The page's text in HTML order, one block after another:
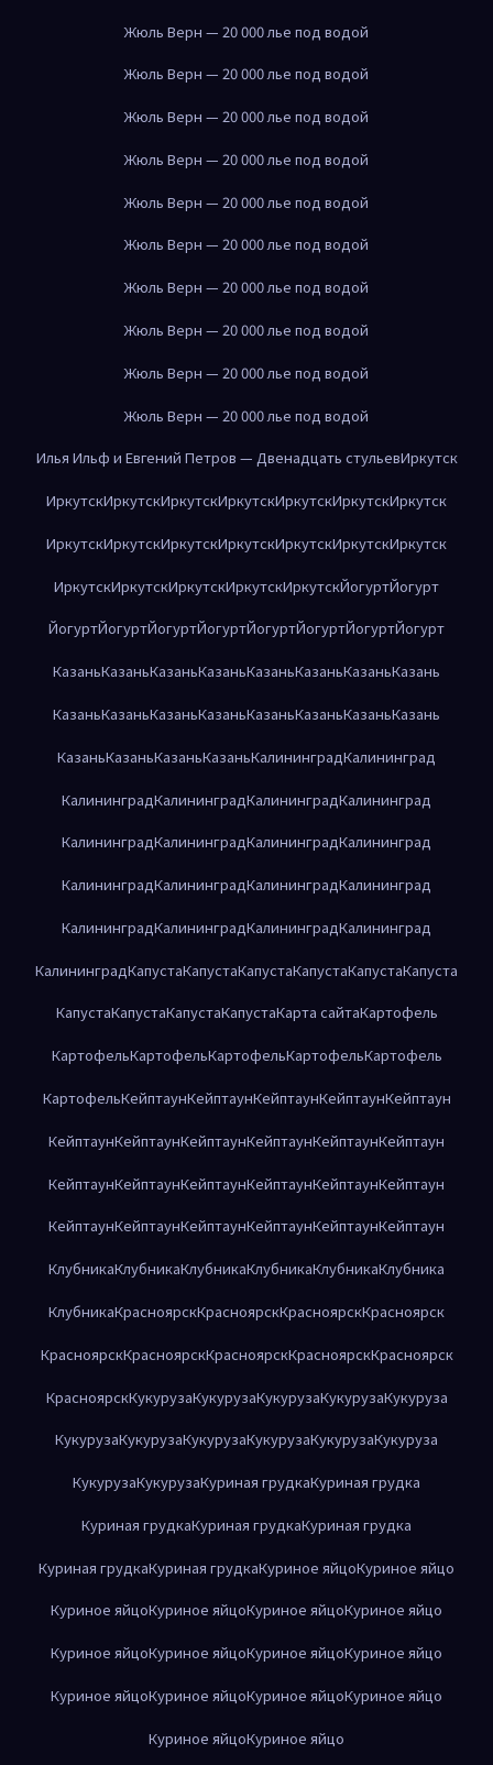
Жюль Верн — 20 000 лье под водой
Жюль Верн — 20 000 лье под водой
Жюль Верн — 20 000 лье под водой
Жюль Верн — 20 000 лье под водой
Жюль Верн — 20 000 лье под водой
Жюль Верн — 20 000 лье под водой
Жюль Верн — 20 000 лье под водой
Жюль Верн — 20 000 лье под водой
Жюль Верн — 20 000 лье под водой
Жюль Верн — 20 000 лье под водой
Илья Ильф и Евгений Петров — Двенадцать стульевИркутск
ИркутскИркутскИркутскИркутскИркутскИркутскИркутск
ИркутскИркутскИркутскИркутскИркутскИркутскИркутск
ИркутскИркутскИркутскИркутскИркутскЙогуртЙогурт
ЙогуртЙогуртЙогуртЙогуртЙогуртЙогуртЙогуртЙогурт
КазаньКазаньКазаньКазаньКазаньКазаньКазаньКазань
КазаньКазаньКазаньКазаньКазаньКазаньКазаньКазань
КазаньКазаньКазаньКазаньКалининградКалининград
КалининградКалининградКалининградКалининград
КалининградКалининградКалининградКалининград
КалининградКалининградКалининградКалининград
КалининградКалининградКалининградКалининград
КалининградКапустаКапустаКапустаКапустаКапустаКапуста
КапустаКапустаКапустаКапустаКарта сайтаКартофель
КартофельКартофельКартофельКартофельКартофель
КартофельКейптаунКейптаунКейптаунКейптаунКейптаун
КейптаунКейптаунКейптаунКейптаунКейптаунКейптаун
КейптаунКейптаунКейптаунКейптаунКейптаунКейптаун
КейптаунКейптаунКейптаунКейптаунКейптаунКейптаун
КлубникаКлубникаКлубникаКлубникаКлубникаКлубника
КлубникаКрасноярскКрасноярскКрасноярскКрасноярск
КрасноярскКрасноярскКрасноярскКрасноярскКрасноярск
КрасноярскКукурузаКукурузаКукурузаКукурузаКукуруза
КукурузаКукурузаКукурузаКукурузаКукурузаКукуруза
КукурузаКукурузаКуриная грудкаКуриная грудка
Куриная грудкаКуриная грудкаКуриная грудка
Куриная грудкаКуриная грудкаКуриное яйцоКуриное яйцо
Куриное яйцоКуриное яйцоКуриное яйцоКуриное яйцо
Куриное яйцоКуриное яйцоКуриное яйцоКуриное яйцо
Куриное яйцоКуриное яйцоКуриное яйцоКуриное яйцо
Куриное яйцоКуриное яйцо